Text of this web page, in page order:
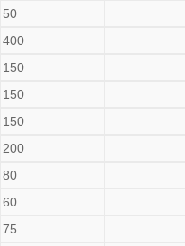
50
400
150
150
150
200
80
60
75